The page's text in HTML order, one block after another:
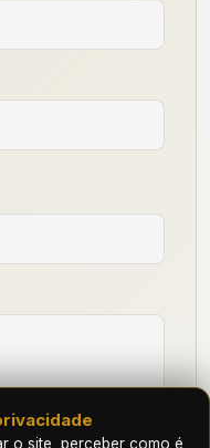
o site, perceber como é